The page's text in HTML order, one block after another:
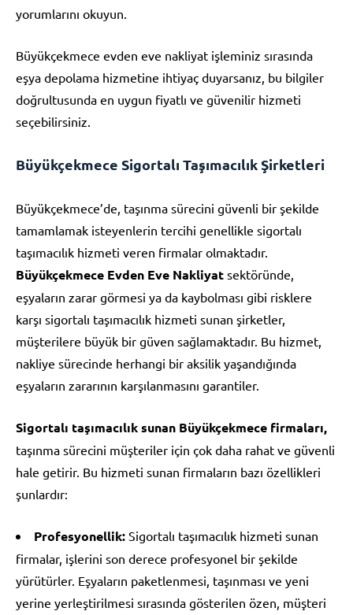
yorumlarını okuyun.
Büyükçekmece evden eve nakliyat işleminiz sırasında
eşya depolama hizmetine ihtiyaç duyarsanız, bu bilgiler
doğrultusunda en uygun fiyatlı ve güvenilir hizmeti
seçebilirsiniz.
Büyükçekmece Sigortalı Taşımacılık Şirketleri
Büyükçekmece’de, taşınma sürecini güvenli bir şekilde
tamamlamak isteyenlerin tercihi genellikle sigortalı
taşımacılık hizmeti veren firmalar olmaktadır.
Büyükçekmece Evden Eve Nakliyat sektöründe,
eşyaların zarar görmesi ya da kaybolması gibi risklere
karşı sigortalı taşımacılık hizmeti sunan şirketler,
müşterilere büyük bir güven sağlamaktadır. Bu hizmet,
nakliye sürecinde herhangi bir aksilik yaşandığında
eşyaların zararının karşılanmasını garantiler.
Sigortalı taşımacılık sunan Büyükçekmece firmaları,
taşınma sürecini müşteriler için çok daha rahat ve güvenli
hale getirir. Bu hizmeti sunan firmaların bazı özellikleri
şunlardır:
Profesyonellik: Sigortalı taşımacılık hizmeti sunan
firmalar, işlerini son derece profesyonel bir şekilde
yürütürler. Eşyaların paketlenmesi, taşınması ve yeni
yerine yerleştirilmesi sırasında gösterilen özen, müşteri